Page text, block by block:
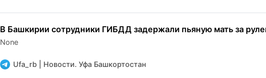
В Башкирии сотрудники ГИБДД задержали пьяную мать за
None
Ufa_rb | Новости. Уфа Башкортостан